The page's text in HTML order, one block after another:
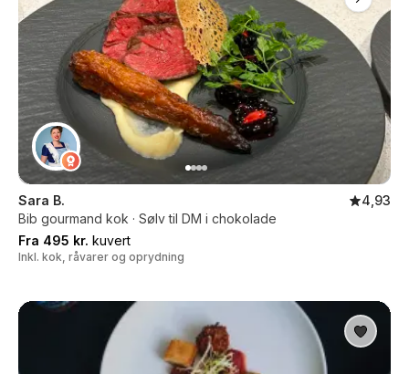
Sara B.
4,93
Bib gourmand kok · Sølv til DM i chokolade
Fra 495 kr. kuvert
Inkl. kok, råvarer og oprydning